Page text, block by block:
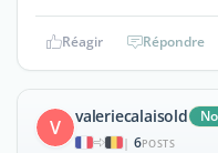
Réagir Répondre
V valeriecalaisold
| 6POSTS